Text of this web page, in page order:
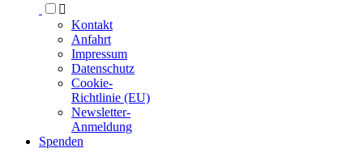

Kontakt
Anfahrt
Impressum
Datenschutz
Cookie-
Richtlinie (EU)
Newsletter-
Anmeldung
Spenden